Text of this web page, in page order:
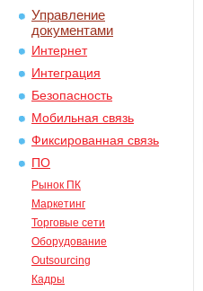
Управление
документами
Интернет
Интеграция
Безопасность
Мобильная связь
Фиксированная связь
ПО
Рынок ПК
Маркетинг
Торговые сети
Оборудование
Outsourcing
Кадры